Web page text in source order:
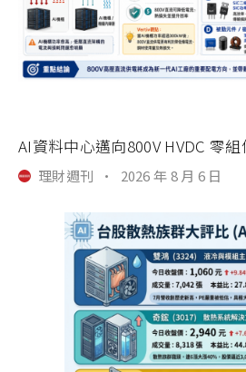
AI資料中心邁向800V HVDC 零
理財週刊 · 2026 年 8 月 6 日